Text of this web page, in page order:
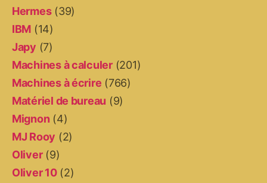
Hermes(39)
IBM (14)
Japy (7)
Machines à calculer(201)
Machines à écrire (766)
Matériel de bureau (9)
Mignon (4)
MJ Rooy (2)
Oliver(9)
Oliver 10(2)